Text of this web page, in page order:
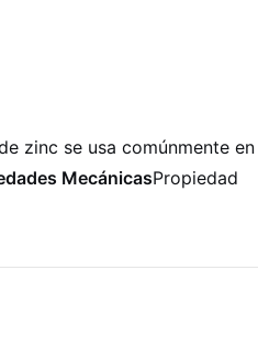
zinc se usa comúnmente
MecánicasPropiedad